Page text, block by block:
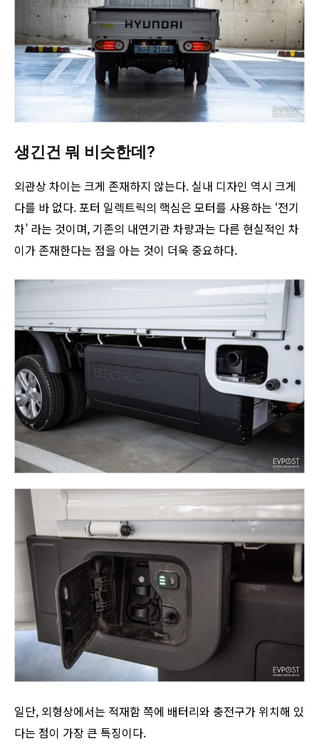
생긴건 뭐 비슷한데?
외관상 차이는 크게 존재하지 않는다. 실내 디자인 역시 크게
다를 바 없다. 포터 일렉트릭의 핵심은 모터를 사용하는 ‘전기
차’ 라는 것이며, 기존의 내연기관 차량과는 다른 현실적인 차
이가 존재한다는 점을 아는 것이 더욱 중요하다.
일단, 외형상에서는 적재함 쪽에 배터리와 충전구가 위치해 있
다는 점이 가장 큰 특징이다.